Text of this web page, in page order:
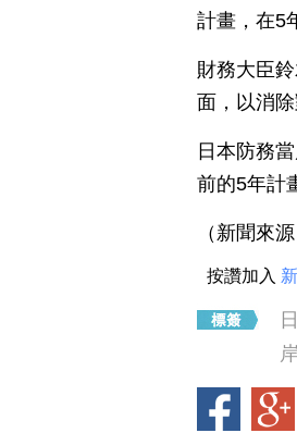
計畫，在5
財務大臣
面，以消
日本防務
前的5年計
（新聞來
按讚加入